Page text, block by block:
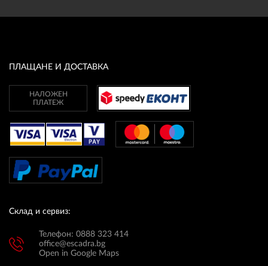
ПЛАЩАНЕ И ДОСТАВКА
НАЛОЖЕН
ПЛАТЕЖ
Склад и сервиз:
Телефон: 0888 323 414
office@escadra.bg
Open in Google Maps